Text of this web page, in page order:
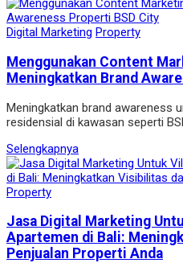
Digital Marketing Property
Menggunakan Content
Meningkatkan Brand
Meningkatkan brand awareness
residensial di kawasan seperti
Selengkapnya
Property
Jasa Digital Marketing
Apartemen di Bali:
Penjualan Properti Anda